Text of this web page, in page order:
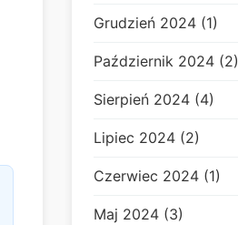
Grudzień 2024 (1)
Październik 2024 (2)
Sierpień 2024 (4)
Lipiec 2024 (2)
Czerwiec 2024 (1)
Maj 2024 (3)